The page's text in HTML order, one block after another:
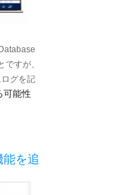
すが、
グを記
可能性
を追